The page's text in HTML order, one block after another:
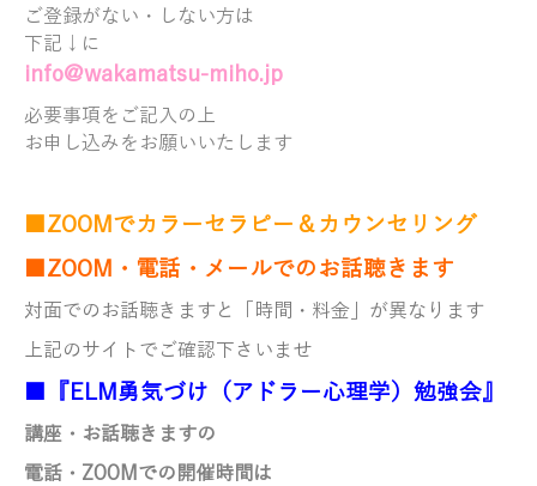
ご登録がない・しない方は
下記↓に
info@wakamatsu-miho.jp
必要事項をご記入の上
お申し込みをお願いいたします
■ZOOMでカラーセラピー＆カウンセリング
■ZOOM・電話・メールでのお話聴きます
対面でのお話聴きますと「時間・料金」が異なります
上記のサイトでご確認下さいませ
■『ELM勇気づけ（アドラー心理学）勉強会』
講座・お話聴きますの
電話・ZOOMでの開催時間は